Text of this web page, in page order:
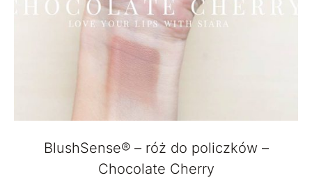
BlushSense® – róż do policzków –
Chocolate Cherry